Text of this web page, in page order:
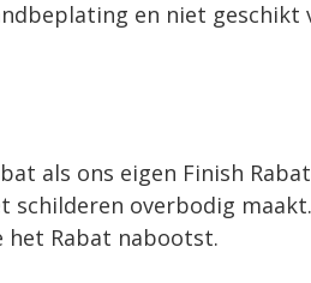
en niet geschikt
als ons eigen Finish Rabat
overbodig
Rabat nabootst.